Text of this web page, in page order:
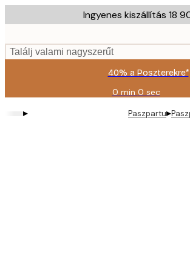
to
content.
Ingyenes kiszállítás 18
Találj valami nagyszerűt
40% a Poszterekre*
0 min 0 sec
Érvényes:
08-
▸ Paszpartu▸